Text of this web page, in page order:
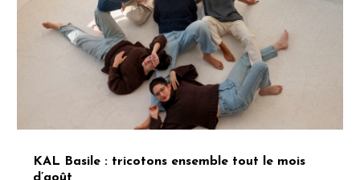
KAL Basile : tricotons ensemble tout le mois
d’août